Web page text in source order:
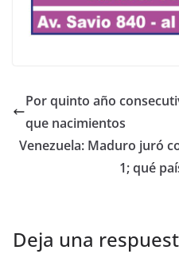
Por quinto año
que nacimientos
Venezuela: Maduro juró
1; qué
Deja una